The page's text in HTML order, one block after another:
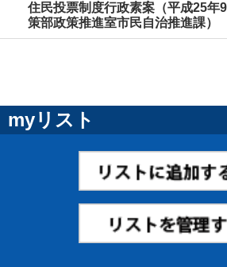
住民投票制度行政素案（平成25
策部政策推進室市民自治推進課）
myリスト